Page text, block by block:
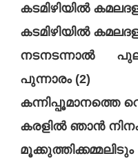
കടമിഴിയിൽ
കടമിഴിയിൽ
നടനടന്നാൽ
പുന്നാരം (2)
കന്നിപ്പൂമാനത്തെ
കരളിൽ ഞാൻ